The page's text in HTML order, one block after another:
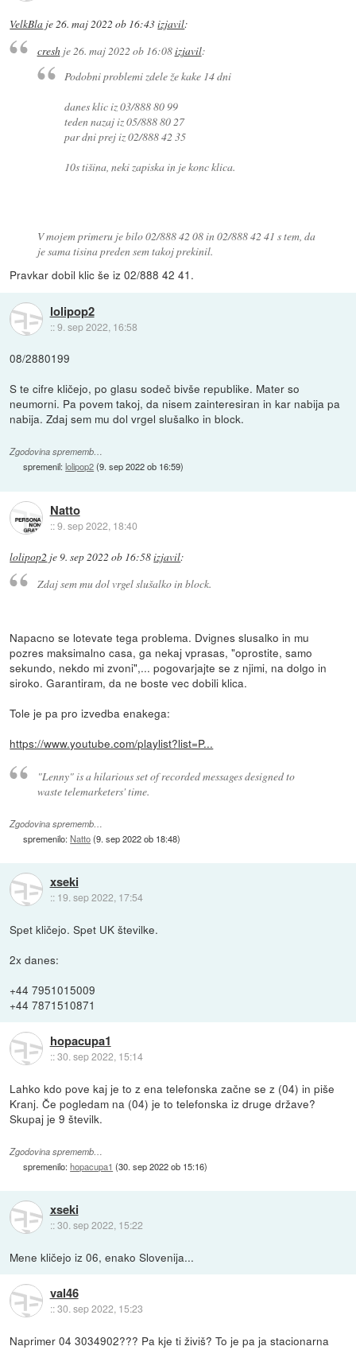
VelkBla je26. maj 2022 ob 16:43izjavil:
creshje 26. maj 2022 ob 16:08izjavil:
Podobni problemi zdele že kake 14 dni
danes klic iz 03/888 80 99
teden nazaj iz 05/888 80 27
par dni prej iz 02/888 42 35
10s tišina, neki zapiska in je konc klica.
V mojem primeru je bilo 02/888 42 08 in 02/888 42 41 s tem, da
je sama tisina preden sem takoj prekinil.
Pravkar dobil klic še iz 02/888 42 41.
lolipop2
::9. sep 2022, 16:58
08/2880199
S te cifre kličejo, po glasu sodeč bivše republike. Mater so
neumorni. Pa povem takoj, da nisem zainteresiran in kar nabija pa
nabija. Zdaj sem mu dol vrgel slušalko in block.
Zgodovina sprememb…
spremenil:lolipop2(9. sep 2022 ob 16:59)
Natto
::9. sep 2022, 18:40
lolipop2 je9. sep 2022 ob 16:58izjavil:
Zdaj sem mu dol vrgel slušalko in block.
Napacno se lotevate tega problema. Dvignes slusalko in mu
pozres maksimalno casa, ga nekaj vprasas, "oprostite, samo
sekundo, nekdo mi zvoni",... pogovarjajte se z njimi, na dolgo in
siroko. Garantiram, da ne boste vec dobili klica.
Tole je pa pro izvedba enakega:
https://www.youtube.com/playlist?list=P...
"Lenny" is a hilarious set of recorded messages designed to
waste telemarketers' time.
Zgodovina sprememb…
spremenilo:Natto(9. sep 2022 ob 18:48)
xseki
:: 19. sep 2022, 17:54
Spet kličejo. Spet UK številke.
2x danes:
+44 7951015009
+44 7871510871
hopacupa1
::30. sep 2022, 15:14
Lahko kdo pove kaj je to z ena telefonska začne se z (04) in piše
Kranj. Če pogledam na (04) je to telefonska iz druge države?
Skupaj je 9 številk.
Zgodovina sprememb…
spremenilo:hopacupa1 (30. sep 2022 ob 15:16)
xseki
::30. sep 2022, 15:22
Mene kličejo iz 06, enako Slovenija...
val46
::30. sep 2022, 15:23
Naprimer 04 3034902??? Pa kje ti živiš? To je pa ja stacionarna